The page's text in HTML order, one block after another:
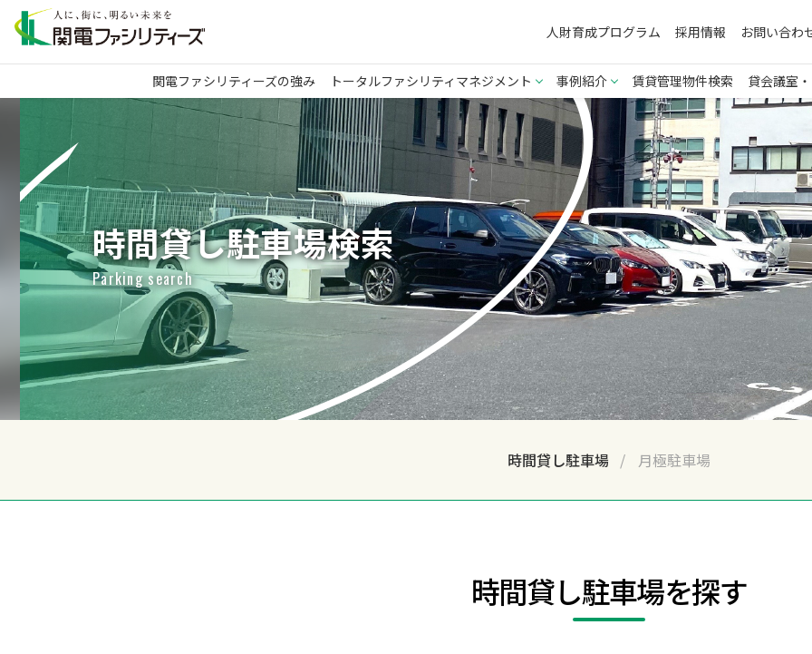
関電ファシリティーズの強み トータルファシリティマネジメント 事例紹介 賃貸管理物件検索 貸会議室
人財育成プログラム 採用情報 お問い合わ
時間貸し駐車場検索
Parking search
時間貸し駐車場 月極駐車場
時間貸し駐車場を探す